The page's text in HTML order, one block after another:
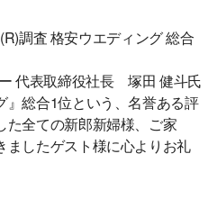
調査 格安ウエディング 総合
代表取締役社長 塚田 健斗氏
』総合1位という、名誉ある評
た全ての新郎新婦様、ご家
ましたゲスト様に心よりお礼